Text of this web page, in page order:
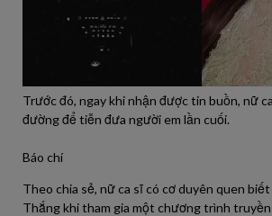
Trước đó, ngay khi nhận được tin buồn, nữ
đường để tiễn đưa người em lần cuối.
Báo chí
Theo chia sẻ, nữ ca sĩ có cơ duyên quen
Thắng khi tham gia một chương trình